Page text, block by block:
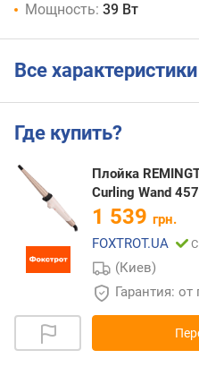
Мощность: 39 Вт
Все характеристики
Где купить?
Плойка
Curling Wand
1 539 грн.
FOXTROT.UA
(Киев)
Гарантия: